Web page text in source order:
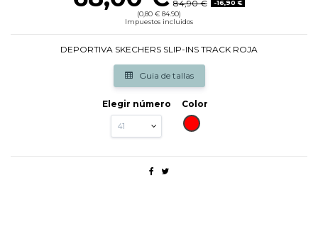
84,90 €
-16,90 €
(0,80 € 84.90)
Impuestos incluidos
DEPORTIVA SKECHERS SLIP-INS TRACK ROJA
Guia de tallas
Elegir número
Color
ROJO